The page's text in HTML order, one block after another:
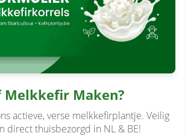
Melkkefir Maken?
actieve, verse melkkefirplantje. Veilig
direct thuisbezorgd in NL & BE!